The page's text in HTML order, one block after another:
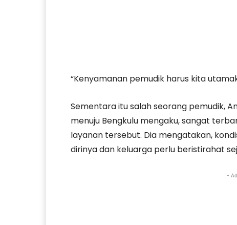
“Kenyamanan pemudik harus kita
Sementara itu salah seorang pemudik,
menuju Bengkulu mengaku, sangat
layanan tersebut. Dia mengatakan,
dirinya dan keluarga perlu beristirahat
-